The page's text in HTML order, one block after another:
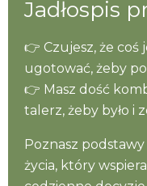
Jadłospis
👉 Czujesz, że coś
ugotować, żeby
👉 Masz dość
talerz, żeby było i
Poznasz
życia, który